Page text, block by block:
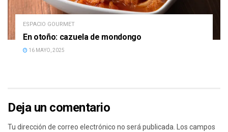
ESPACIO GOURMET
En otoño: cazuela de mondongo
16 MAYO, 2025
Deja un comentario
Tu dirección de correo electrónico no será publicada. Los campos